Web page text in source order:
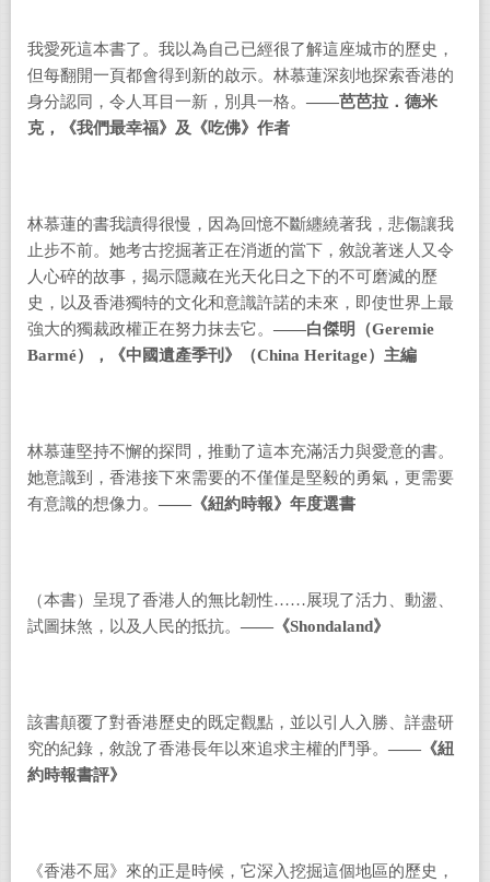
我愛死這本書了。我以為自己已經很了解這座城市的歷史，
但每翻開一頁都會得到新的啟示。林慕蓮深刻地探索香港的
身分認同，令人耳目一新，別具一格。 ——芭芭拉．德米
克，《我們最幸福》及《吃佛》作者
林慕蓮的書我讀得很慢，因為回憶不斷纏繞著我，悲傷讓我
止步不前。她考古挖掘著正在消逝的當下，敘說著迷人又令
人心碎的故事，揭示隱藏在光天化日之下的不可磨滅的歷
史，以及香港獨特的文化和意識許諾的未來，即使世界上最
強大的獨裁政權正在努力抹去它。 ——白傑明（Geremie
Barmé），《中國遺產季刊》（China Heritage）主編
林慕蓮堅持不懈的探問，推動了這本充滿活力與愛意的書。
她意識到，香港接下來需要的不僅僅是堅毅的勇氣，更需要
有意識的想像力。 —— 《紐約時報》年度選書
（本書）呈現了香港人的無比韌性……展現了活力、動盪、
試圖抹煞，以及人民的抵抗。 —— 《Shondaland》
該書顛覆了對香港歷史的既定觀點，並以引人入勝、詳盡研
究的紀錄，敘說了香港長年以來追求主權的鬥爭。 —— 《紐
約時報書評》
《香港不屈》來的正是時候，它深入挖掘這個地區的歷史，